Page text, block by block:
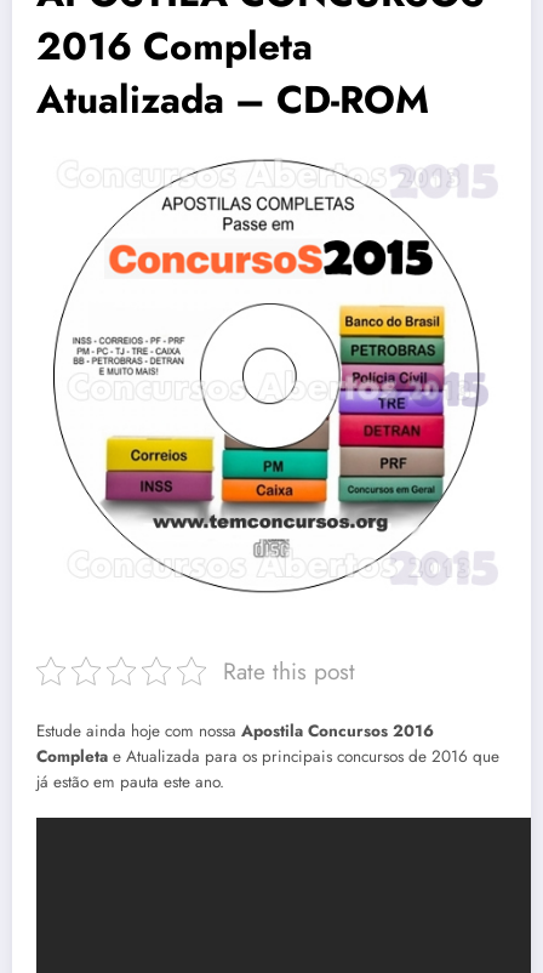
2016 Completa
Atualizada – CD-ROM
Rate this post
Estude ainda hoje com nossa Apostila Concursos 2016
Completa e Atualizada para os principais concursos de 2016 que
já estão em pauta este ano.